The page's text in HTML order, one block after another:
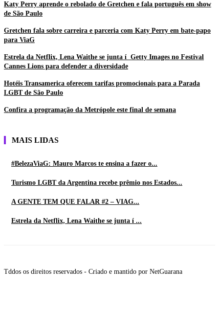
Katy Perry aprende o rebolado de Gretchen e fala português em show
de São Paulo
Gretchen fala sobre carreira e parceria com Katy Perry em bate-papo
para ViaG
Estrela da Netflix, Lena Waithe se junta í Getty Images no Festival
Cannes Lions para defender a diversidade
Hotéis Transamerica oferecem tarifas promocionais para a Parada
LGBT de São Paulo
Confira a programação da Metrópole este final de semana
MAIS LIDAS
#BelezaViaG: Mauro Marcos te ensina a fazer o...
Turismo LGBT da Argentina recebe prêmio nos Estados...
A GENTE TEM QUE FALAR #2 – VIAG...
Estrela da Netflix, Lena Waithe se junta í ...
Tddos os direitos reservados - Criado e mantido por NetGuarana